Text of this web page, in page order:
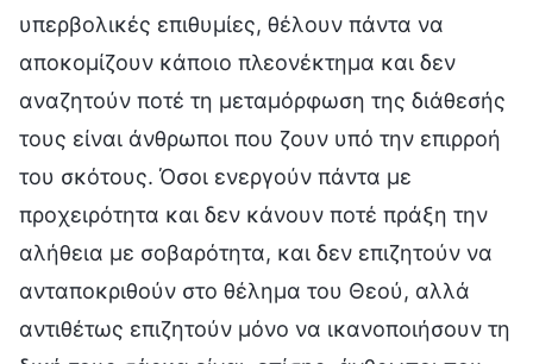
υπερβολικές επιθυμίες, θέλουν πάντα να
αποκομίζουν κάποιο πλεονέκτημα και δεν
αναζητούν ποτέ τη μεταμόρφωση της διάθεσής
τους είναι άνθρωποι που ζουν υπό την επιρροή
του σκότους. Όσοι ενεργούν πάντα με
προχειρότητα και δεν κάνουν ποτέ πράξη την
αλήθεια με σοβαρότητα, και δεν επιζητούν να
ανταποκριθούν στο θέλημα του Θεού, αλλά
αντιθέτως επιζητούν μόνο να ικανοποιήσουν τη